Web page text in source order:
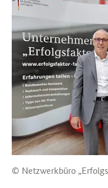
© Netzwerkbüro